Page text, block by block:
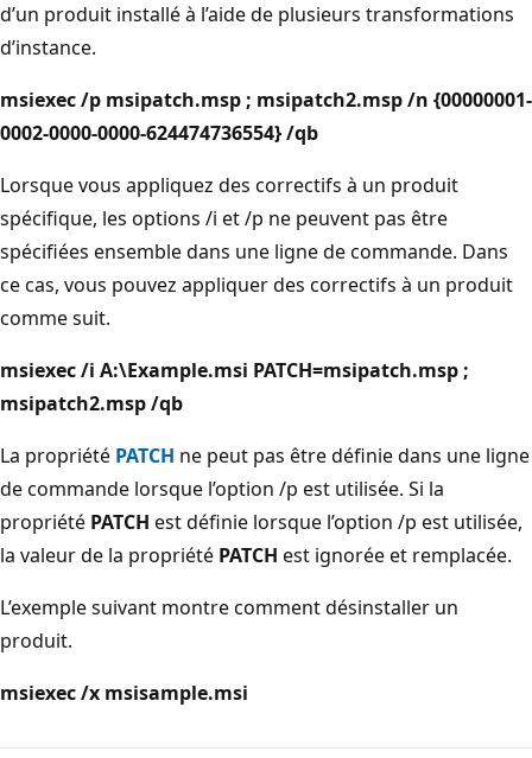
d’un produit installé à l’aide de plusieurs transformations
d’instance.
msiexec /p msipatch.msp ; msipatch2.msp /n {00000001-
0002-0000-0000-624474736554} /qb
Lorsque vous appliquez des correctifs à un produit
spécifique, les options /i et /p ne peuvent pas être
spécifiées ensemble dans une ligne de commande. Dans
ce cas, vous pouvez appliquer des correctifs à un produit
comme suit.
msiexec /i A:\Example.msi PATCH=msipatch.msp ;
msipatch2.msp /qb
La propriété PATCH ne peut pas être définie dans une ligne
de commande lorsque l’option /p est utilisée. Si la
propriété PATCH est définie lorsque l’option /p est utilisée,
la valeur de la propriété PATCH est ignorée et remplacée.
L’exemple suivant montre comment désinstaller un
produit.
msiexec /x msisample.msi